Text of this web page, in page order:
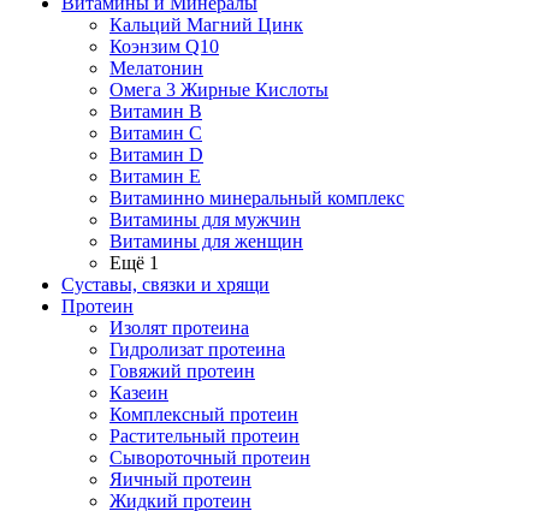
Кальций Магний Цинк
Коэнзим Q10
Мелатонин
Омега 3 Жирные Кислоты
Витамин B
Витамин C
Витамин D
Витамин E
Витаминно минеральный комплекс
Витамины для мужчин
Витамины для женщин
Ещё 1
Суставы, связки и хрящи
Протеин
Изолят протеина
Гидролизат протеина
Говяжий протеин
Казеин
Комплексный протеин
Растительный протеин
Сывороточный протеин
Яичный протеин
Жидкий протеин